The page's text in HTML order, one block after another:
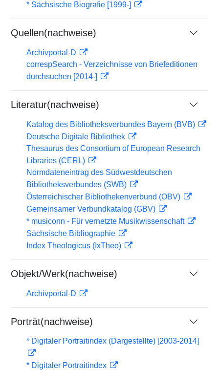
* Sächsische Biografie [1999-]
Quellen(nachweise)
Archivportal-D
correspSearch - Verzeichnisse von Briefeditionen
durchsuchen [2014-]
Literatur(nachweise)
Katalog des Bibliotheksverbundes Bayern (BVB)
Deutsche Digitale Bibliothek
Thesaurus des Consortium of European Research
Libraries (CERL)
Normdateneintrag des Südwestdeutschen
Bibliotheksverbundes (SWB)
Österreichischer Bibliothekenverbund (OBV)
Gemeinsamer Verbundkatalog (GBV)
* musiconn - Für vernetzte Musikwissenschaft
Sächsische Bibliographie
Index Theologicus (IxTheo)
Objekt/Werk(nachweise)
Archivportal-D
Porträt(nachweise)
* Digitaler Portraitindex (Dargestellte) [2003-2014]
* Digitaler Portraitindex